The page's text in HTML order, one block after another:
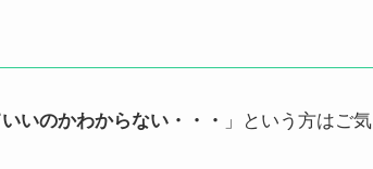
いのかわからない・・・
」という方はご気